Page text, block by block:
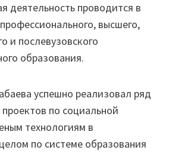
деятельность проводится в
высшего,
и послевузовского
образования.
успешно реализовал ряд
по социальной
технологиям в
по системе образования